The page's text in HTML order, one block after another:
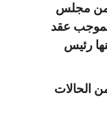
من مجلس
وبموجب عقد
رئيس
الحالات